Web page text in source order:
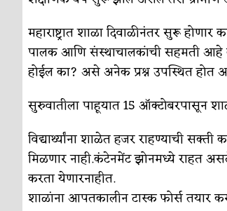
‘अर्थ’पूर्ण हास्य अर्थ-वाणिज्य
अष्टपैलू : खंडू रांगणेकर
अपूर्ण कथा कथा
बुडीच खटलं – संयुक्त कुटुंब
महाराष्ट्रात शाळा दिवाळीनंतर सुरू
पालक आणि संस्थाचालकांची सहमती आहे
होईल का? असे अनेक प्रश्न उपस्थित होत
सुरुवातीला पाहूयात 15 ऑक्टोबरपासून
विद्यार्थ्यांना शाळेत हजर राहण्याची
मिळणार नाही.कंटेनमेंट झोनमध्ये राहत
करता येणारनाहीत.
शाळांना आपतकालीन टास्क फोर्स तयार